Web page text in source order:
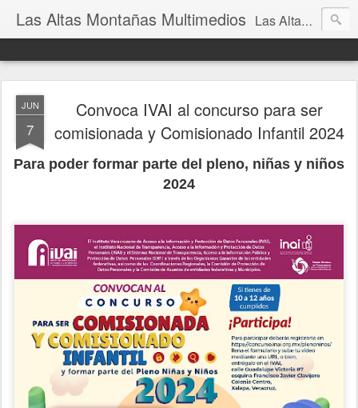
Las Altas Montañas Multimedios Las Altas Montañas Multimedios
JUN
7
Convoca IVAI al concurso para ser
comisionada y Comisionado Infantil 2024
Para poder formar parte del pleno, niñas y niños
2024